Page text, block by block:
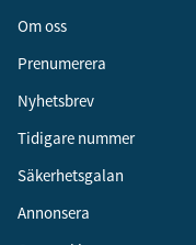
Om oss
Prenumerera
Nyhetsbrev
Tidigare nummer
Säkerhetsgalan
Annonsera